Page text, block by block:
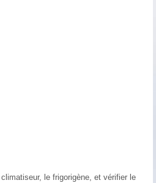
le frigorigène, et vérifier le